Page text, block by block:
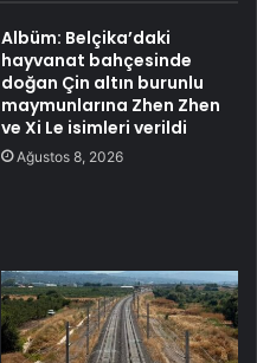
Albüm: Belçika’daki
hayvanat bahçesinde
doğan Çin altın burunlu
maymunlarına Zhen Zhen
ve Xi Le isimleri verildi
Ağustos 8, 2026